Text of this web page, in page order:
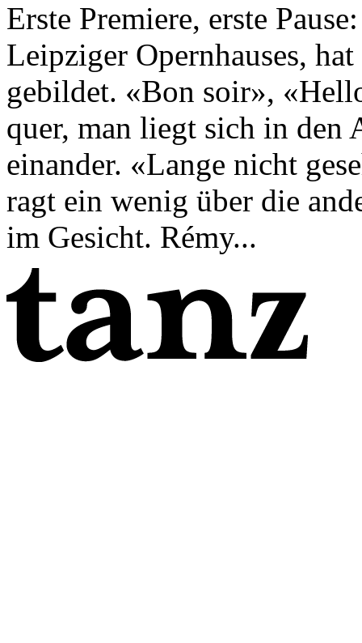
Erste Premiere, erste
Leipziger Opernhauses,
gebildet. «Bon soir»,
quer, man liegt sich in den
einander. «Lange nicht
ragt ein wenig über die
im Gesicht. Rémy...